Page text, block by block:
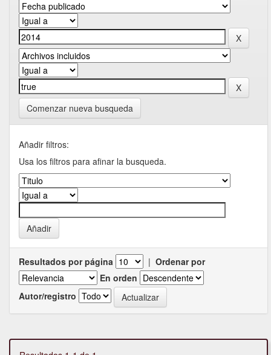
Comenzar nueva busqueda
Añadir filtros:
Usa los filtros para afinar la busqueda.
Resultados por página | Ordenar por
En orden
Autor/registro